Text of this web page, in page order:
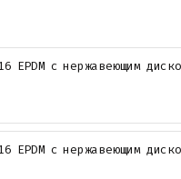
EPDM с нержавеющим
EPDM с нержавеющим